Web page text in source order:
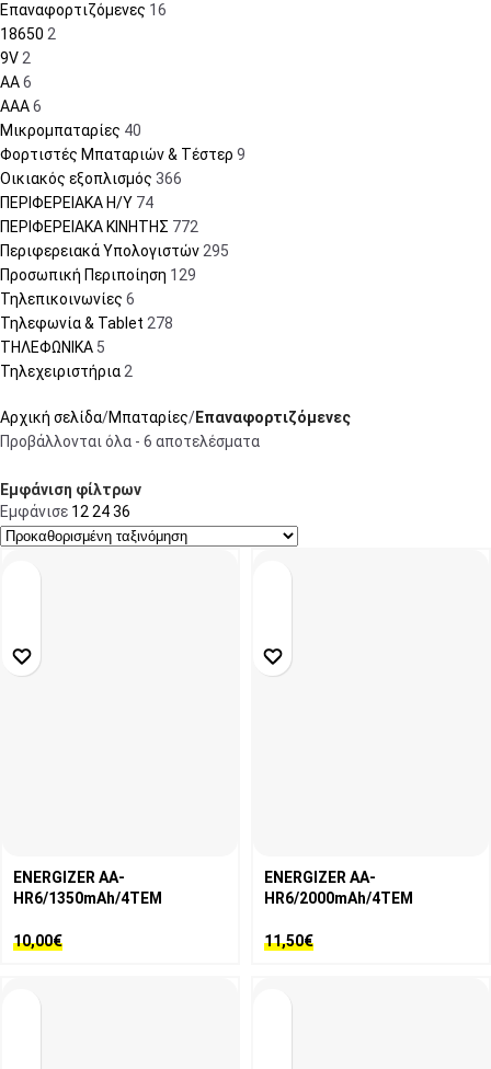
Επαναφορτιζόμενες 16
18650 2
9V2
AA6
AAA6
Μικρομπαταρίες 40
Φορτιστές Μπαταριών & Τέστερ 9
Οικιακός εξοπλισμός 366
ΠΕΡΙΦΕΡΕΙΑΚΑ Η/Υ 74
ΠΕΡΙΦΕΡΕΙΑΚΑ ΚΙΝΗΤΗΣ 772
Περιφερειακά Υπολογιστών295
Προσωπική Περιποίηση 129
Τηλεπικοινωνίες 6
Τηλεφωνία & Tablet 278
ΤΗΛΕΦΩΝΙΚΑ 5
Τηλεχειριστήρια2
Αρχική σελίδα Μπαταρίες
Επαναφορτιζόμενες
Προβάλλονται όλα - 6 αποτελέσματα
Εμφάνιση φίλτρων
Εμφάνισε 122436
ENERGIZER AA-
HR6/1350mAh/4TEM
10,00€
ENERGIZER AA-
HR6/2000mAh/4TEM
11,50€